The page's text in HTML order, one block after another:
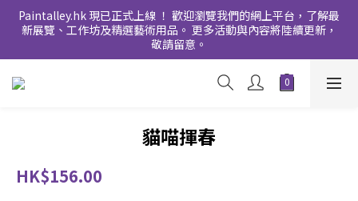
Paintalley.hk 現已正式上線 ！ 歡迎瀏覽我們的網上平台，了解最
新展覽、工作坊及精選藝術用品。 更多活動與內容將陸續更新，
敬請留意。
貓喵揮春
HK$156.00